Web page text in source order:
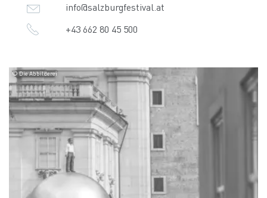
info@salzburgfestival.at
+43 662 80 45 500
© Die Abbilderei